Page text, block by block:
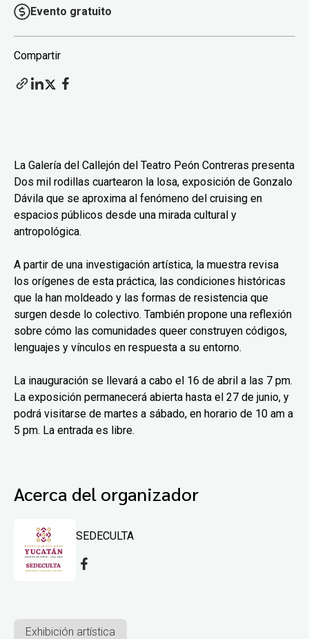
Evento gratuito
Compartir
La Galería del Callejón del Teatro Peón Contreras presenta
Dos mil rodillas cuartearon la losa, exposición de Gonzalo
Dávila que se aproxima al fenómeno del cruising en
espacios públicos desde una mirada cultural y
antropológica.
A partir de una investigación artística, la muestra revisa
los orígenes de esta práctica, las condiciones históricas
que la han moldeado y las formas de resistencia que
surgen desde lo colectivo. También propone una reflexión
sobre cómo las comunidades queer construyen códigos,
lenguajes y vínculos en respuesta a su entorno.
La inauguración se llevará a cabo el 16 de abril a las 7 pm.
La exposición permanecerá abierta hasta el 27 de junio, y
podrá visitarse de martes a sábado, en horario de 10 am a
5 pm. La entrada es libre.
Acerca del organizador
SEDECULTA
Exhibición artística